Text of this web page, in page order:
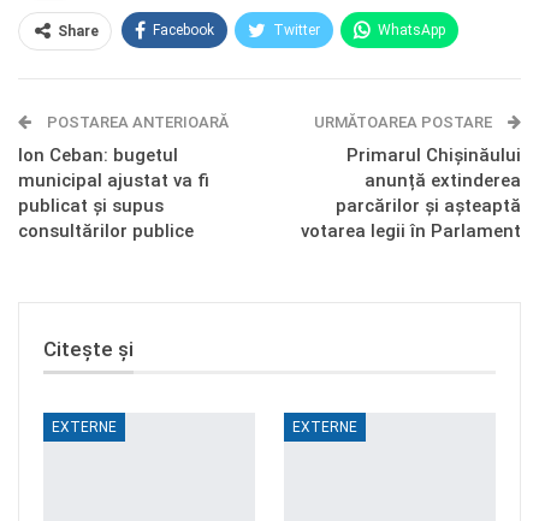
Share Facebook Twitter WhatsApp
Telegram OK.ru
POSTAREA ANTERIOARĂ
Ion Ceban: bugetul
municipal ajustat va fi
publicat și supus
consultărilor publice
URMĂTOAREA POSTARE
Primarul Chișinăului
anunță extinderea
parcărilor și așteaptă
votarea legii în Parlament
Citește și
EXTERNE EXTERNE